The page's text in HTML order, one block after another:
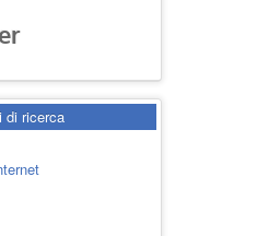
di ricerca